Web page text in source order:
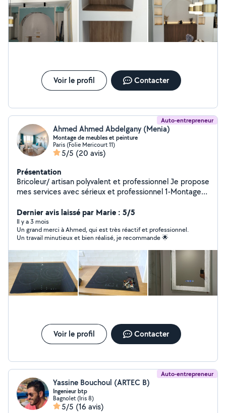
Voir le profil Contacter
Auto-entrepreneur
Ahmed Ahmed Abdelgany (Menia)
Montage de meubles et peinture
Paris (Folie Mericourt 11)
5/5 (20 avis)
Présentation
Bricoleur/ artisan polyvalent et professionnel Je propose
mes services avec sérieux et professionnel 1-Montage
éléments,cadres, miroir....) 3-peinture 4 changement
Dernier avis laissé par Marie : 5/5
Il y a 3 mois
Un grand merci à Ahmed, qui est très réactif et professionnel.
Un travail minutieux et bien réalisé, je recommande 🌟
Voir le profil Contacter
Auto-entrepreneur
Yassine Bouchoul (ARTEC B)
Ingenieur btp
Bagnolet (Iris 8)
5/5 (16 avis)